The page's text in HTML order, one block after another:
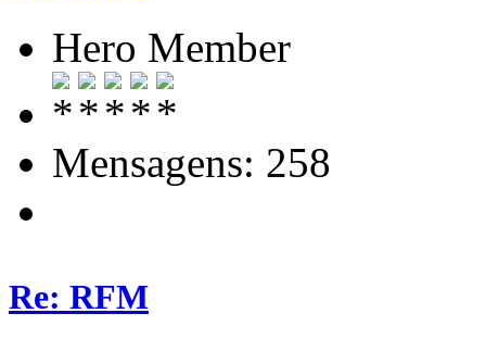
Hero Member
Mensagens: 258
Re: RFM